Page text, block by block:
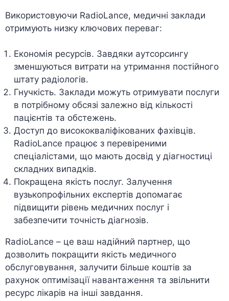
Використовуючи RadioLance, медичні заклади
отримують низку ключових переваг:
Економія ресурсів. Завдяки аутсорсингу
зменшуються витрати на утримання постійного
штату радіологів.
Гнучкість. Заклади можуть отримувати послуги
в потрібному обсязі залежно від кількості
пацієнтів та обстежень.
Доступ до висококваліфікованих фахівців.
RadioLance працює з перевіреними
спеціалістами, що мають досвід у діагностиці
складних випадків.
Покращена якість послуг. Залучення
вузькопрофільних експертів допомагає
підвищити рівень медичних послуг і
забезпечити точність діагнозів.
RadioLance – це ваш надійний партнер, що
дозволить покращити якість медичного
обслуговування, залучити більше коштів за
рахунок оптимізації навантаження та звільнити
ресурс лікарів на інші завдання.